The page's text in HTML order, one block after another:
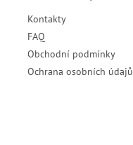
Kontakty
FAQ
Obchodní podmínky
Ochrana osobních údajů